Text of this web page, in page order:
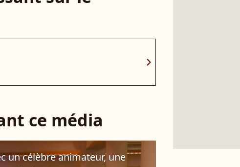
chevron_right
ce média
un célèbre animateur, une